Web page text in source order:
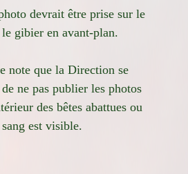
devrait être prise sur le
gibier en avant-plan.
note que la Direction se
ne pas publier les photos
des bêtes abattues ou
est visible.